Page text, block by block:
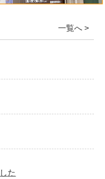
一覧へ >
た